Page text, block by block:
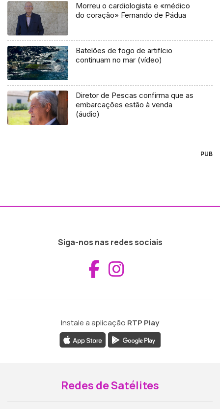
Morreu o cardiologista e «médico
do coração» Fernando de Pádua
Batelões de fogo de artifício
continuam no mar (vídeo)
Diretor de Pescas confirma que as
embarcações estão à venda
(áudio)
PUB
Siga-nos nas redes sociais
Aceder ao
Instale a aplicação RTP Play
Redes de Satélites